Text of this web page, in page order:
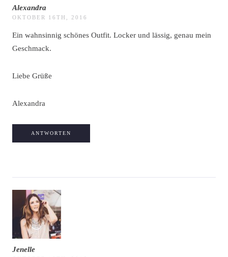
Alexandra
OKTOBER 16TH, 2016
Ein wahnsinnig schönes Outfit. Locker und lässig, genau mein
Geschmack.
Liebe Grüße
Alexandra
ANTWORTEN
Jenelle